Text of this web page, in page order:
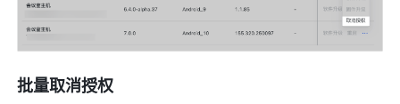
批量取消授权